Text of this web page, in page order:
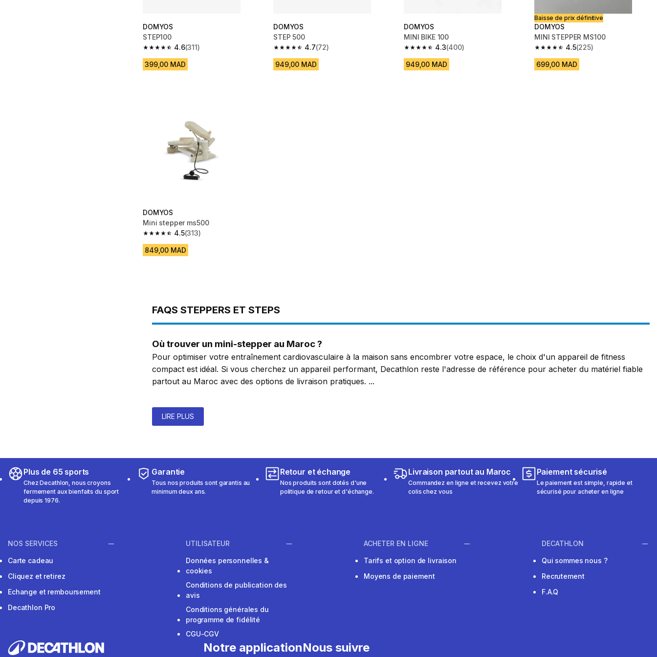
DOMYOS
STEP100
4.6
4.6 out of 5 stars from 311 reviews
(311)
399,00 MAD
DOMYOS
STEP 500
4.7
4.7 out of 5 stars from 72 reviews
(72)
949,00 MAD
DOMYOS
MINI BIKE 100
4.3
4.3 out of 5 stars from 400 reviews
(400)
949,00 MAD
Baisse de prix définitive
DOMYOS
MINI STEPPER MS100
4.5
4.5 out of 5 stars from 225 reviews
(225)
699,00 MAD
DOMYOS
Mini stepper ms500
4.5
4.5 out of 5 stars from 313 reviews
(313)
849,00 MAD
FAQS STEPPERS ET STEPS
Où trouver un mini-stepper au Maroc ?
Pour optimiser votre entraînement cardiovasculaire à la maison sans encombrer votre espace, le choix d'un appareil de fitness
compact est idéal. Si vous cherchez un appareil performant, Decathlon reste l'adresse de référence pour acheter du matériel fiable
partout au Maroc avec des options de livraison pratiques. ...
Plus de 65 sports
Chez Decathlon, nous croyons
fermement aux bienfaits du sport
depuis 1976.
Garantie
Tous nos produits sont garantis au
minimum deux ans.
Retour et échange
Nos produits sont dotés d'une
politique de retour et d'échange.
Livraison partout au Maroc
Commandez en ligne et recevez votre
colis chez vous
Paiement sécurisé
Le paiement est simple, rapide et
sécurisé pour acheter en ligne
NOS SERVICES
Carte cadeau
Cliquez et retirez
Echange et remboursement
Decathlon Pro
UTILISATEUR
Données personnelles &
cookies
Conditions de publication des
avis
Conditions générales du
programme de fidélité
CGU-CGV
ACHETER EN LIGNE
Tarifs et option de livraison
Moyens de paiement
DECATHLON
Qui sommes nous ?
Recrutement
F.A.Q
Notre applicationNous suivre